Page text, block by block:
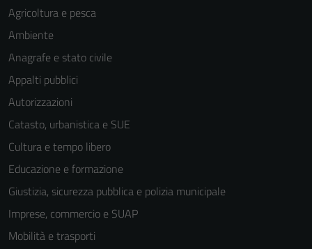
Agricoltura e pesca
Ambiente
Anagrafe e stato civile
Appalti pubblici
Autorizzazioni
Catasto, urbanistica e SUE
Cultura e tempo libero
Educazione e formazione
Giustizia, sicurezza pubblica e polizia municipale
Imprese, commercio e SUAP
Mobilità e trasporti
Tecnici